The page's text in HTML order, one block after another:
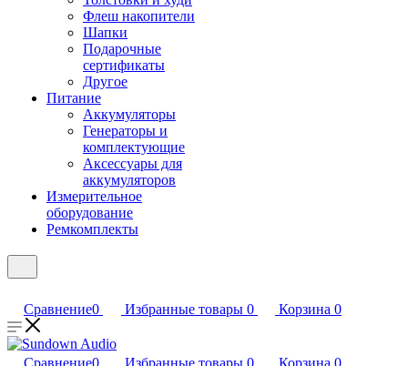
Флеш накопители
Шапки
Подарочные
сертификаты
Другое
Питание
Аккумуляторы
Генераторы и
комплектующие
Аксессуары для
аккумуляторов
Измерительное
оборудование
Ремкомплекты
Сравнение0 Избранные товары 0 Корзина 0
Сравнение0 Избранные товары 0 Корзина 0